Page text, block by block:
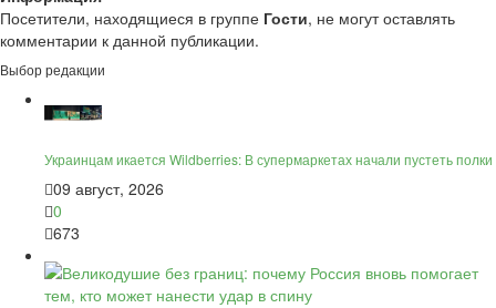
Посетители, находящиеся в группе Гости, не могут оставлять
комментарии к данной публикации.
Выбор редакции
Украинцам икается Wildberries: В супермаркетах начали пустеть полки
09 август, 2026
0
673